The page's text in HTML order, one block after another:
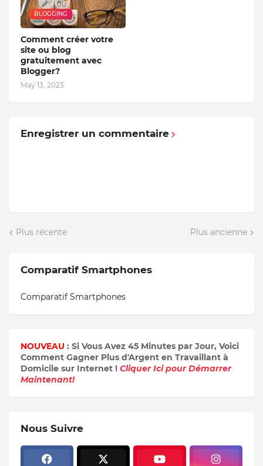
BLOGGING
Comment créer votre
site ou blog
gratuitement avec
Blogger?
May 13, 2023
Enregistrer un commentaire
Plus récente Plus ancienne
Comparatif Smartphones
Comparatif Smartphones
NOUVEAU : Si Vous Avez 45 Minutes par Jour, Voici
Comment Gagner Plus d'Argent en Travaillant à
Domicile sur Internet ! Cliquer Ici pour Démarrer
Maintenant!
Nous Suivre